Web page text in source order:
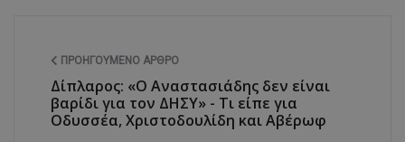
ΠΡΟΗΓΟΎΜΕΝΟ ΆΡΘΡΟ
Δίπλαρος: «Ο Αναστασιάδης δεν είναι
βαρίδι για τον ΔΗΣΥ» - Τι είπε για
Οδυσσέα, Χριστοδουλίδη και Αβέρωφ